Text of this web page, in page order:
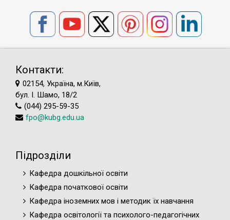
Контакти:
02154, Україна, м.Київ,
бул. І. Шамо, 18/2
(044) 295-59-35
fpo@kubg.edu.ua
Підрозділи
Кафедра дошкільної освіти
Кафедра початкової освіти
Кафедра іноземних мов і методик їх навчання
Кафедра освітології та психолого-педагогічних